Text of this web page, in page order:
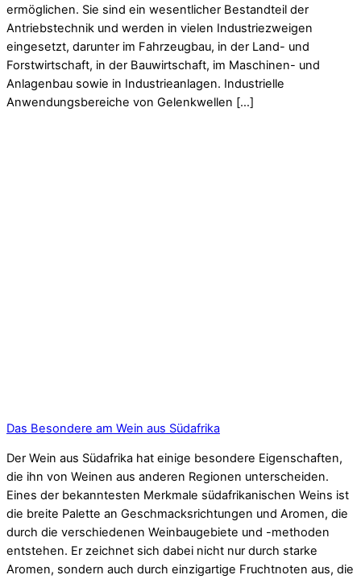
ermöglichen. Sie sind ein wesentlicher Bestandteil der
Antriebstechnik und werden in vielen Industriezweigen
eingesetzt, darunter im Fahrzeugbau, in der Land- und
Forstwirtschaft, in der Bauwirtschaft, im Maschinen- und
Anlagenbau sowie in Industrieanlagen. Industrielle
Anwendungsbereiche von Gelenkwellen […]
Das Besondere am Wein aus Südafrika
Der Wein aus Südafrika hat einige besondere Eigenschaften,
die ihn von Weinen aus anderen Regionen unterscheiden.
Eines der bekanntesten Merkmale südafrikanischen Weins ist
die breite Palette an Geschmacksrichtungen und Aromen, die
durch die verschiedenen Weinbaugebiete und -methoden
entstehen. Er zeichnet sich dabei nicht nur durch starke
Aromen, sondern auch durch einzigartige Fruchtnoten aus, die